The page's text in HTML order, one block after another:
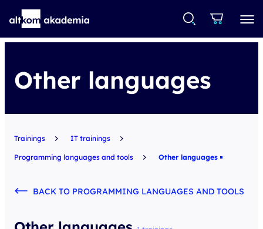
Other languages
Trainings IT trainings
Programming languages and tools Other languages
BACK TO PROGRAMMING LANGUAGES AND TOOLS